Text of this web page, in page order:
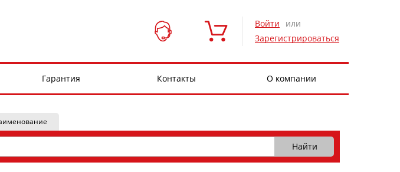
Войти
или
Зарегистрироваться
Гарантия Контакты О компании